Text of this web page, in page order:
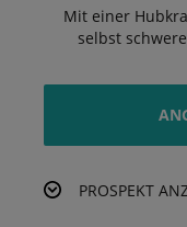
Mit einer
selbst
PROSPEKT